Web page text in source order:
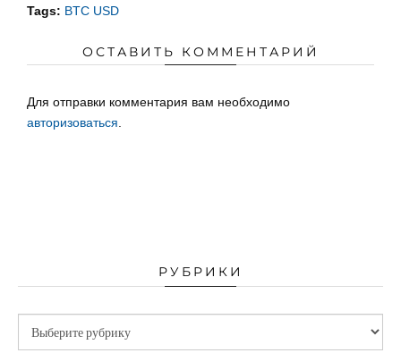
Tags: BTC USD
ОСТАВИТЬ КОММЕНТАРИЙ
Для отправки комментария вам необходимо
авторизоваться.
РУБРИКИ